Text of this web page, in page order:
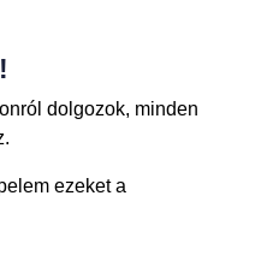
dolgozok, minden
ezeket a